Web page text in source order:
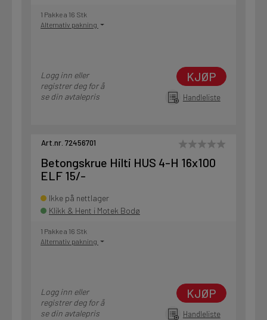
1 Pakke a 16 Stk
Alternativ pakning
Logg inn eller
registrer deg for å
se din avtalepris
KJØP
Handleliste
Art.nr. 72456701
Betongskrue Hilti HUS 4-H 16x100
ELF 15/-
Ikke på nettlager
Klikk & Hent i Motek Bodø
1 Pakke a 16 Stk
Alternativ pakning
Logg inn eller
registrer deg for å
se din avtalepris
KJØP
Handleliste